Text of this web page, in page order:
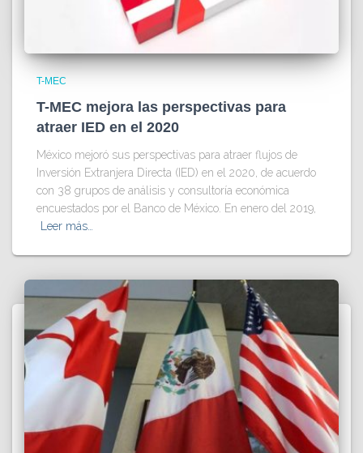
T-MEC
T-MEC mejora las perspectivas para
atraer IED en el 2020
México mejoró sus perspectivas para atraer flujos de
Inversión Extranjera Directa (IED) en el 2020, de acuerdo
con 38 grupos de análisis y consultoría económica
encuestados por el Banco de México. En enero del 2019,
Leer más…